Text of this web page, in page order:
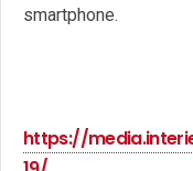
smartphone.
https://